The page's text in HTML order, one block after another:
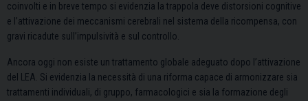
coinvolti e in breve tempo si evidenzia la trappola deve distorsioni cognitive
e l’attivazione dei meccanismi cerebrali nel sistema della ricompensa, con
gravi ricadute sull’impulsività e sul controllo.
Ancora oggi non esiste un trattamento globale adeguato dopo l’attivazione
del LEA. Si evidenzia la necessità di una riforma capace di armonizzare sia
trattamenti individuali, di gruppo, farmacologici e sia la formazione degli